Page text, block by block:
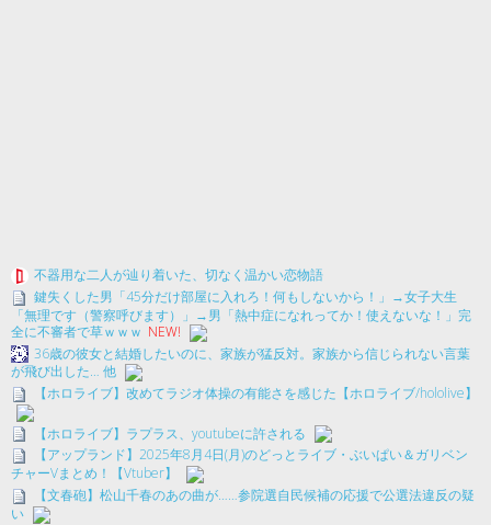
不器用な二人が辿り着いた、切なく温かい恋物語
鍵失くした男「45分だけ部屋に入れろ！何もしないから！」→女子大生
「無理です（警察呼びます）」→男「熱中症になれってか！使えないな！」完
全に不審者で草ｗｗｗ NEW!
36歳の彼女と結婚したいのに、家族が猛反対。家族から信じられない言葉
が飛び出した… 他
【ホロライブ】改めてラジオ体操の有能さを感じた【ホロライブ/hololive】
【ホロライブ】ラプラス、youtubeに許される
【アップランド】2025年8月4日(月)のどっとライブ・ぶいぱい＆ガリベン
チャーVまとめ！【Vtuber】
【文春砲】松山千春のあの曲が……参院選自民候補の応援で公選法違反の疑
い